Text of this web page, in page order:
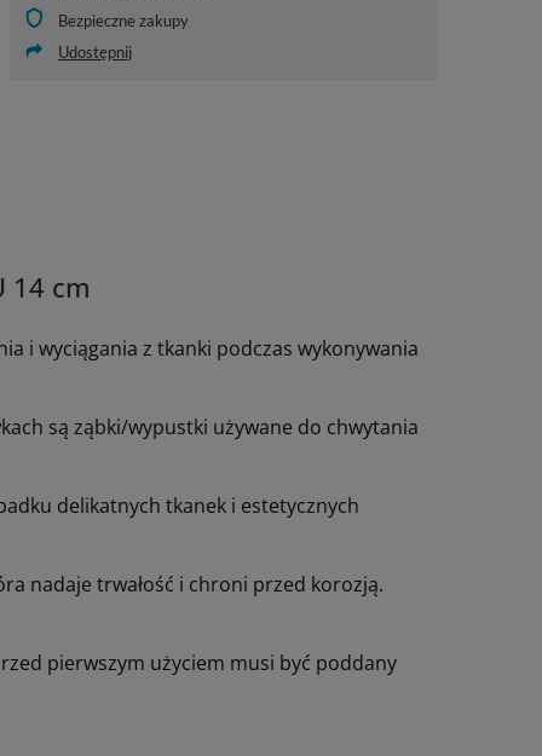
Bezpieczne zakupy
Udostępnij
14 cm
i wyciągania z tkanki podczas wykonywania
są ząbki/wypustki używane do chwytania
delikatnych tkanek i estetycznych
nadaje trwałość i chroni przed korozją.
pierwszym użyciem musi być poddany